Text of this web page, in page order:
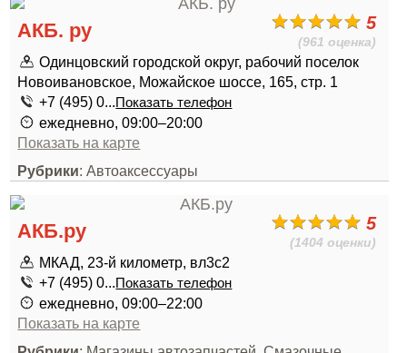
5
(961 оценка)
АКБ. ру
Одинцовский городской округ, рабочий поселок
Новоивановское, Можайское шоссе, 165, стр. 1
+7 (495) 0...Показать телефон
ежедневно, 09:00–20:00
Показать на карте
Рубрики: Автоаксессуары
5
(1404 оценки)
АКБ.ру
МКАД, 23-й километр, вл3с2
+7 (495) 0...Показать телефон
ежедневно, 09:00–22:00
Показать на карте